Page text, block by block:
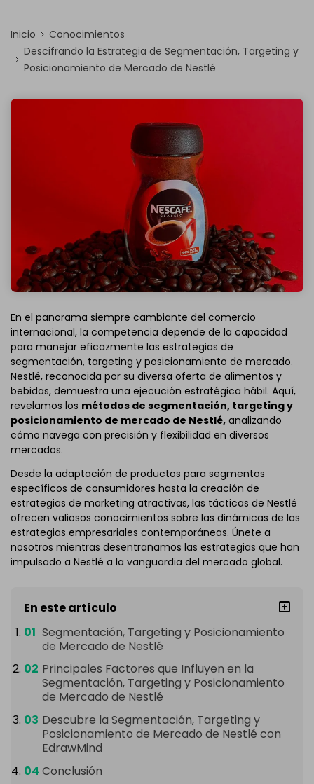
Inicio
Conocimientos
Descifrando la Estrategia de Segmentación, Targeting y
Posicionamiento de Mercado de Nestlé
En el panorama siempre cambiante del comercio
internacional, la competencia depende de la capacidad
para manejar eficazmente las estrategias de
segmentación, targeting y posicionamiento de mercado.
Nestlé, reconocida por su diversa oferta de alimentos y
bebidas, demuestra una ejecución estratégica hábil. Aquí,
revelamos los métodos de segmentación, targeting y
posicionamiento de mercado de Nestlé, analizando
cómo navega con precisión y flexibilidad en diversos
mercados.
Desde la adaptación de productos para segmentos
específicos de consumidores hasta la creación de
estrategias de marketing atractivas, las tácticas de Nestlé
ofrecen valiosos conocimientos sobre las dinámicas de las
estrategias empresariales contemporáneas. Únete a
nosotros mientras desentrañamos las estrategias que han
impulsado a Nestlé a la vanguardia del mercado global.
En este artículo
Segmentación, Targeting y Posicionamiento
de Mercado de Nestlé
Principales Factores que Influyen en la
Segmentación, Targeting y Posicionamiento
de Mercado de Nestlé
Descubre la Segmentación, Targeting y
Posicionamiento de Mercado de Nestlé con
EdrawMind
Conclusión